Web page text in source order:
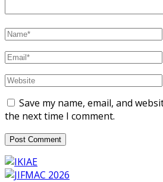
Save my name, email, and
the next time I comment.